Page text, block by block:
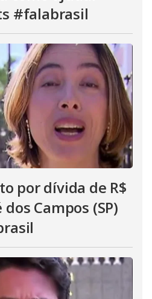
#falabrasil
por dívida de R$
dos Campos (SP)